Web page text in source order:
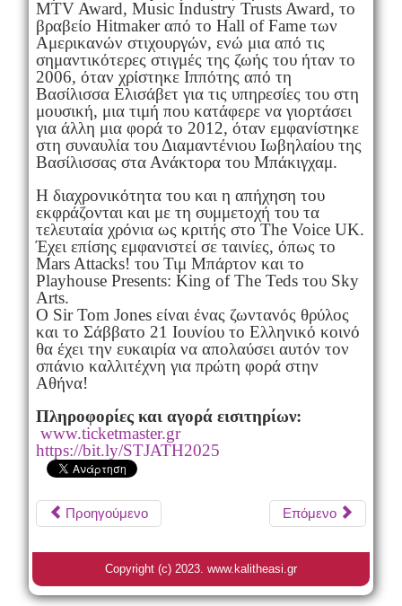
MTV Award, Music Industry Trusts Award, το
βραβείο Hitmaker από το Hall of Fame των
Αμερικανών στιχουργών, ενώ μια από τις
σημαντικότερες στιγμές της ζωής του ήταν το
2006, όταν χρίστηκε Ιππότης από τη
Βασίλισσα Ελισάβετ για τις υπηρεσίες του στη
μουσική, μια τιμή που κατάφερε να γιορτάσει
για άλλη μια φορά το 2012, όταν εμφανίστηκε
στη συναυλία του Διαμαντένιου Ιωβηλαίου της
Βασίλισσας στα Ανάκτορα του Μπάκιγχαμ.
Η διαχρονικότητα του και η απήχηση του
εκφράζονται και με τη συμμετοχή του τα
τελευταία χρόνια ως κριτής στο The Voice UK.
Έχει επίσης εμφανιστεί σε ταινίες, όπως το
Mars Attacks! του Τιμ Μπάρτον και το
Playhouse Presents: King of The Teds του Sky
Arts.
Ο Sir Tom Jones είναι ένας ζωντανός θρύλος
και το Σάββατο 21 Ιουνίου το Ελληνικό κοινό
θα έχει την ευκαιρία να απολαύσει αυτόν τον
σπάνιο καλλιτέχνη για πρώτη φορά στην
Αθήνα!
Πληροφορίες και αγορά εισιτηρίων:
www.ticketmaster.gr
https://bit.ly/STJATH2025
Προηγούμενο Επόμενο
Copyright (c) 2023. www.kalitheasi.gr